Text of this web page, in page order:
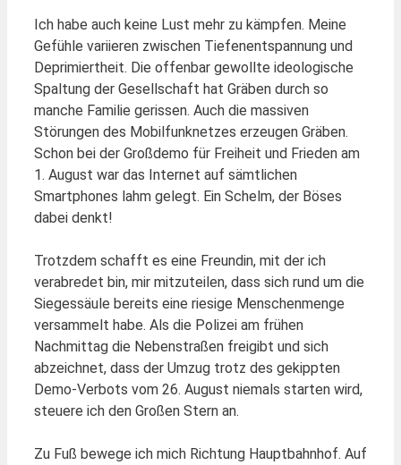
Ich habe auch keine Lust mehr zu kämpfen. Meine
Gefühle variieren zwischen Tiefenentspannung und
Deprimiertheit. Die offenbar gewollte ideologische
Spaltung der Gesellschaft hat Gräben durch so
manche Familie gerissen. Auch die massiven
Störungen des Mobilfunknetzes erzeugen Gräben.
Schon bei der Großdemo für Freiheit und Frieden am
1. August war das Internet auf sämtlichen
Smartphones lahm gelegt. Ein Schelm, der Böses
dabei denkt!
Trotzdem schafft es eine Freundin, mit der ich
verabredet bin, mir mitzuteilen, dass sich rund um die
Siegessäule bereits eine riesige Menschenmenge
versammelt habe. Als die Polizei am frühen
Nachmittag die Nebenstraßen freigibt und sich
abzeichnet, dass der Umzug trotz des gekippten
Demo-Verbots vom 26. August niemals starten wird,
steuere ich den Großen Stern an.
Zu Fuß bewege ich mich Richtung Hauptbahnhof. Auf